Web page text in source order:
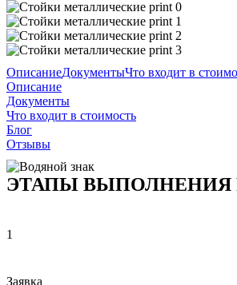
ОписаниеДокументыЧто входит в
Описание
Документы
Что входит в стоимость
Блог
Отзывы
ЭТАПЫ ВЫПОЛНЕНИЯ
1
Заявка